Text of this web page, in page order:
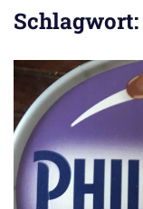
Schlagwort: